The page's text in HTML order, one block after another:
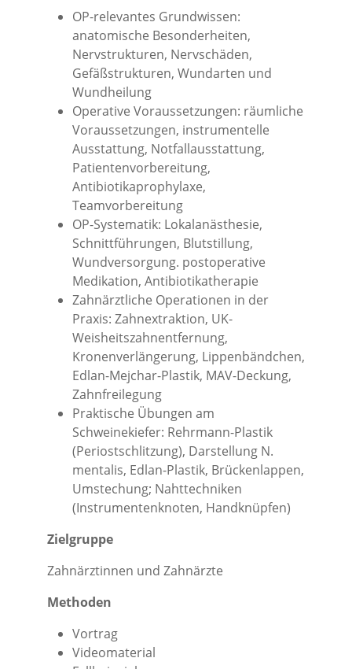
OP-relevantes Grundwissen:
anatomische Besonderheiten,
Nervstrukturen, Nervschäden,
Gefäßstrukturen, Wundarten und
Wundheilung
Operative Voraussetzungen: räumliche
Voraussetzungen, instrumentelle
Ausstattung, Notfallausstattung,
Patientenvorbereitung,
Antibiotikaprophylaxe,
Teamvorbereitung
OP-Systematik: Lokalanästhesie,
Schnittführungen, Blutstillung,
Wundversorgung. postoperative
Medikation, Antibiotikatherapie
Zahnärztliche Operationen in der
Praxis: Zahnextraktion, UK-
Weisheitszahnentfernung,
Kronenverlängerung, Lippenbändchen,
Edlan-Mejchar-Plastik, MAV-Deckung,
Zahnfreilegung
Praktische Übungen am
Schweinekiefer: Rehrmann-Plastik
(Periostschlitzung), Darstellung N.
mentalis, Edlan-Plastik, Brückenlappen,
Umstechung; Nahttechniken
(Instrumentenknoten, Handknüpfen)
Zielgruppe
Zahnärztinnen und Zahnärzte
Methoden
Vortrag
Videomaterial